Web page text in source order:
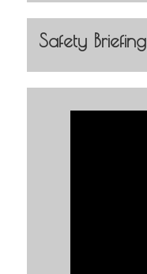
Safety Briefing